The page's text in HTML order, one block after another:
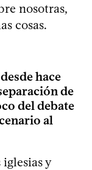
nosotras,
cosas.
hace
de
del debate
al
y